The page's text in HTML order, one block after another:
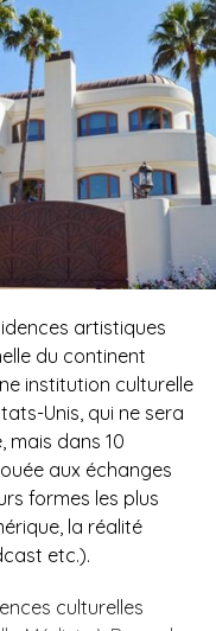
artistiques
du continent
institution culturelle
Unis, qui ne sera
mais dans 10
aux échanges
formes les plus
la réalité
etc.).
culturelles